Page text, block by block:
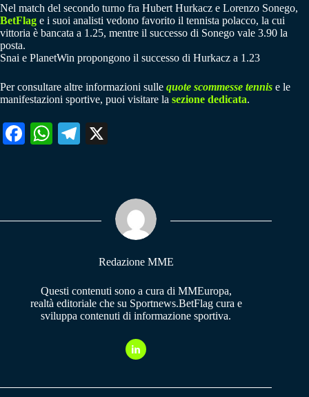
Nel match del secondo turno fra Hubert Hurkacz e Lorenzo Sonego,
BetFlag e i suoi analisti vedono favorito il tennista polacco, la cui
vittoria è bancata a 1.25, mentre il successo di Sonego vale 3.90 la
posta.
Snai e PlanetWin propongono il successo di Hurkacz a 1.23
Per consultare altre informazioni sulle quote scommesse tennis e le
manifestazioni sportive, puoi visitare la sezione dedicata.
Fa W
pp
Te
m
Redazione MME
Questi contenuti sono a cura di MMEuropa,
realtà editoriale che su Sportnews.BetFlag cura e
sviluppa contenuti di informazione sportiva.